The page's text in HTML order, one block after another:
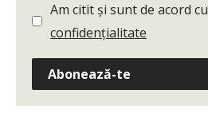
Am citit și sunt de acord cu
confidențialitate
Abonează-te